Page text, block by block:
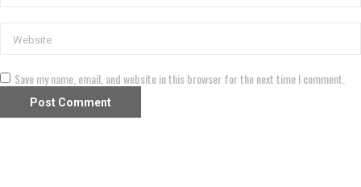
Save my name, email, and website in this browser for the next time I comment.